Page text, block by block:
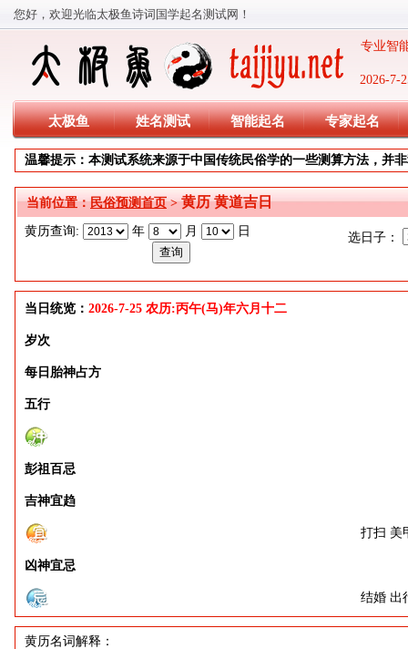
您好，欢迎光临太极鱼诗词国学起名测试网！
2026-7-
专业智
太极鱼 姓名测试 智能起名 专家起名
温馨提示：本测试系统来源于中国传统民俗学的一些测算方法，并
当前位置：民俗预测首页>黄历 黄道吉日
黄历查询: 年 月 日 选日子：
当日统览： 2026-7-25 农历:丙午(马)年六月十二
岁次
每日胎神占方
五行
彭祖百忌
吉神宜趋
打扫 美
凶神宜忌
结婚 出
黄历名词解释：